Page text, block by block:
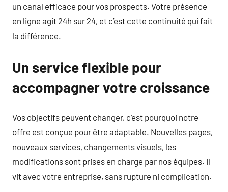
un canal efficace pour vos prospects. Votre présence
en ligne agit 24h sur 24, et c’est cette continuité qui fait
la différence.
Un service flexible pour
accompagner votre croissance
Vos objectifs peuvent changer, c’est pourquoi notre
offre est conçue pour être adaptable. Nouvelles pages,
nouveaux services, changements visuels, les
modifications sont prises en charge par nos équipes. Il
vit avec votre entreprise, sans rupture ni complication.